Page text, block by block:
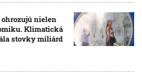
nielen
Klimatická
stovky miliárd